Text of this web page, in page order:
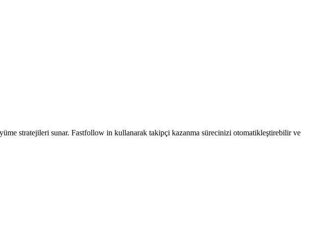
stratejileri sunar. Fastfollow in kullanarak takipçi kazanma sürecinizi otomatikleştirebilir ve